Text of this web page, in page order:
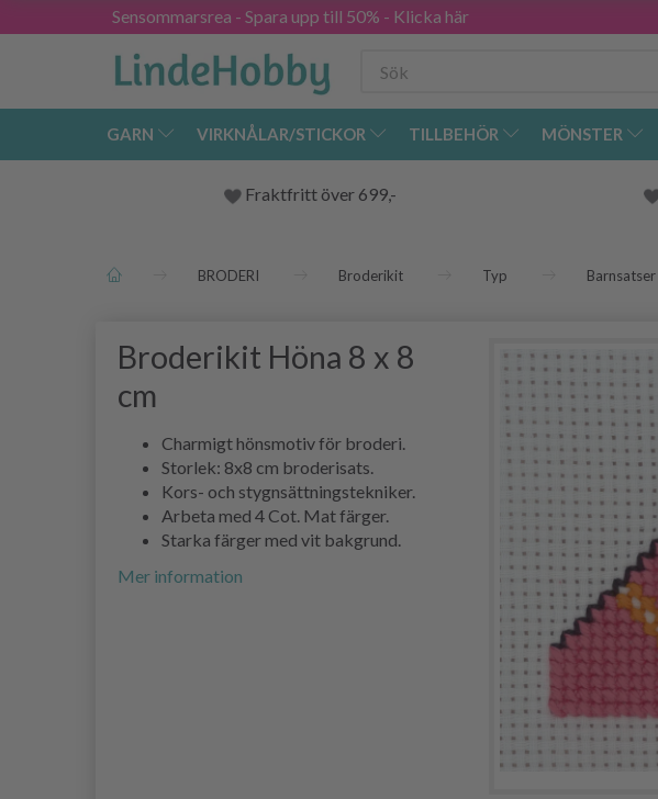
Sensommarsrea - Spara upp till 50% - Klicka här
GARN VIRKNÅLAR/STICKOR TILLBEHÖR MÖNSTER
Fraktfritt över 699,-
BRODERI Broderikit Typ Barnsatser
Broderikit Höna 8 x 8
cm
Charmigt hönsmotiv för broderi.
Storlek: 8x8 cm broderisats.
Kors- och stygnsättningstekniker.
Arbeta med 4 Cot. Mat färger.
Starka färger med vit bakgrund.
Mer information